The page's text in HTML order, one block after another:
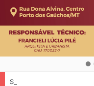
STF decide que